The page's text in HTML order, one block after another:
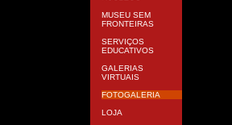
PERMANENTE
INTERNACIONAL
MUSEU SEM
EDUCATIVOS